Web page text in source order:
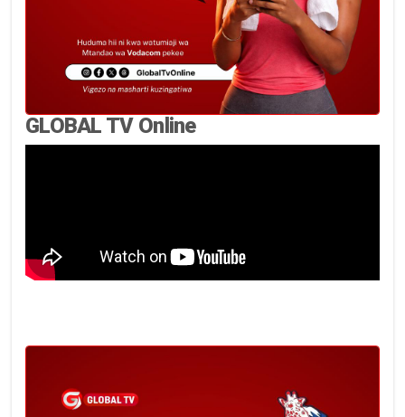
GLOBAL TV Online